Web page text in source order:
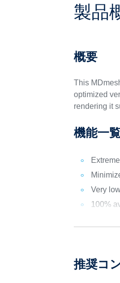
製品
概要
This
optimized
rendering it
機能一
Very
100%
推奨コ